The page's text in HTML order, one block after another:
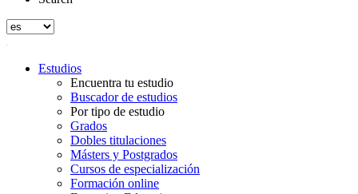
Estudios
Encuentra tu estudio
Buscador de estudios
Por tipo de estudio
Grados
Dobles titulaciones
Másters y Postgrados
Cursos de especialización
Formación online